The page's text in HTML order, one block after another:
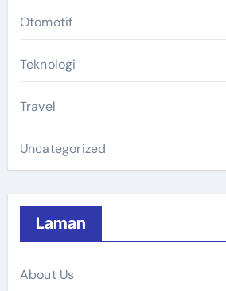
Otomotif
Teknologi
Travel
Uncategorized
Laman
About Us